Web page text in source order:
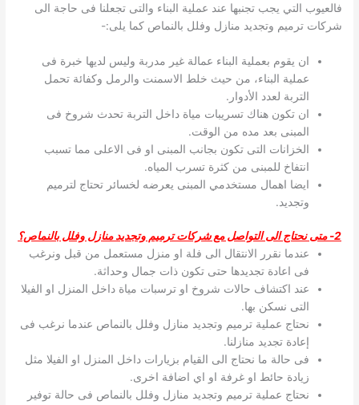
فالعيوب التي يجب تجنبها عند عملية البناء والتى تجعلنا فى حاجة الى
شركات ترميم وتجديد منازل وفلل بالنماص كما يلى:-
ان يقوم بعملية البناء عمالة غير مدربة وليس لديها خبرة فى
عملية البناء، من حيث خلط الاسمنت والرمل وكفائة تحمل
التربة لعدد الأدوار.
ان تكون هناك تسريبات مياة داخل التربة تحدث شروخ فى
المبنى بعد مده من الوقت.
الخزانات التى تكون بجانب المبنى او فى الاعلى مما تسبب
انتفاخ للمبنى من كثرة تسرب المياه.
ايضا اهمال مستخدمي المبنى يعرضه لخسائر تحتاج لترميم
وتجديد.
2- متى نحتاج الى التواصل مع شركات ترميم وتجديد منازل وفلل بالنماص؟
عندما نقرر الانتقال الى فلة او منزل مستعمل من قبل ونرغب
فى اعادة تجديدها حتى تكون ذات جمال وحداثة.
عند اكتشاف حالات شروخ او ترسبات مياة داخل المنزل او الفيلا
التى نسكن بها.
نحتاج عملية ترميم وتجديد منازل وفلل بالنماص عندما نرغب فى
إعادة تجديد منازلنا.
فى حالة ما نحتاج الى القيام بزيارات داخل المنزل او الفيلا مثل
زيادة حائط او غرفة او اي اضافة اخرى.
نحتاج عملية ترميم وتجديد منازل وفلل بالنماص فى حالة توفير